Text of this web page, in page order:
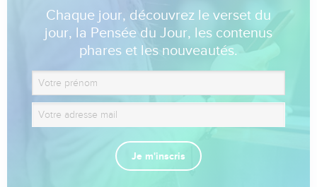
Chaque jour, découvrez le verset du
jour, la Pensée du Jour, les contenus
phares et les nouveautés.
Je m'inscris